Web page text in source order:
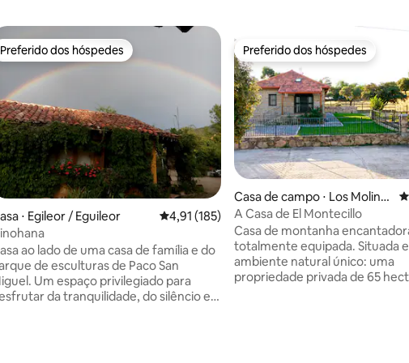
média de 5, 176 avaliações
Preferido dos hóspedes
Preferido dos hóspedes
⋅ Egileor / Eguileor 4,91 de uma avaliação média de 5, 185
4,91 (185)
ao lado de uma casa de família e do
de esculturas de Paco San
Um espaço privilegiado para
da tranquilidade, do silêncio e
Preferido dos hóspedes
Preferido dos hóspedes
Casa de campo ⋅ Los Molino
s
A Casa de El Montecillo
Casa de montanha
totalmente equipada. Situada
ambiente natural único: uma
propriedade privada de 65